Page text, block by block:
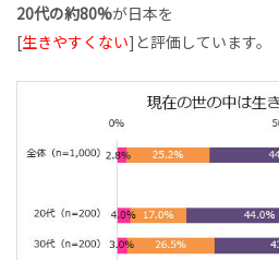
20代の約80%が日本を
[生きやすくない]と評価しています。